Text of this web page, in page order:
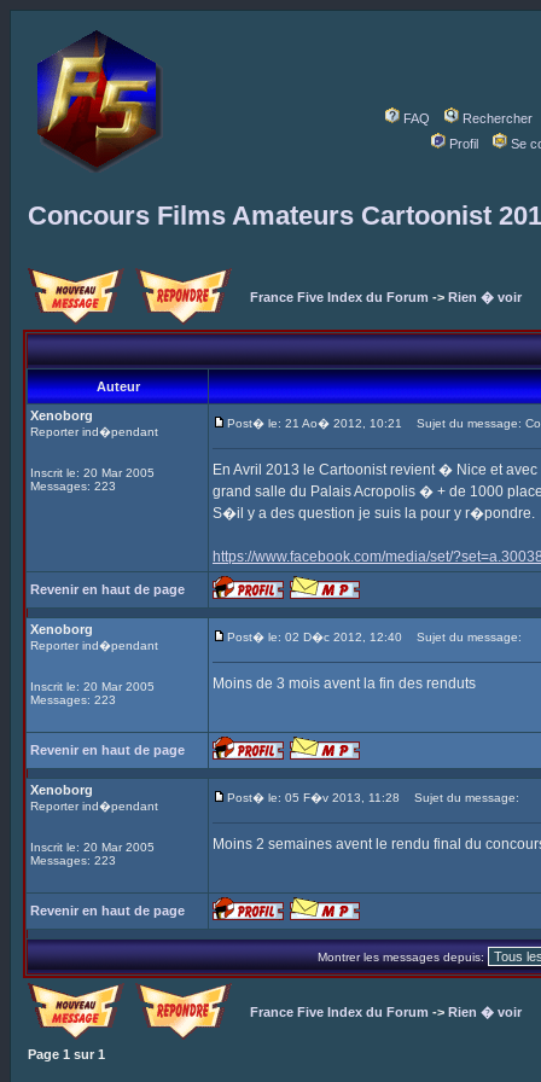
FAQ
Rechercher
Profil
Se
Concours Films Amateurs Cartoonist
France Five Index du Forum -> Rien � voir
Auteur
Xenoborg
Reporter ind�pendant
Inscrit le: 20 Mar 2005
Messages: 223
Post� le: 21 Ao� 2012, 10:21 Sujet du message:
En Avril 2013 le Cartoonist revient � Nice et
grand salle du Palais Acropolis � + de 1000
S�il y a des question je suis la pour y r�pondre.
https://www.facebook.com/media/set/
Revenir en haut de page
Xenoborg
Reporter ind�pendant
Inscrit le: 20 Mar 2005
Messages: 223
Post� le: 02 D�c 2012, 12:40 Sujet du message:
Moins de 3 mois avent la fin des renduts
Revenir en haut de page
Xenoborg
Reporter ind�pendant
Inscrit le: 20 Mar 2005
Messages: 223
Post� le: 05 F�v 2013, 11:28 Sujet du message:
Moins 2 semaines avent le rendu final du
Revenir en haut de page
Montrer les messages depuis:
France Five Index du Forum -> Rien � voir
Page 1 sur 1